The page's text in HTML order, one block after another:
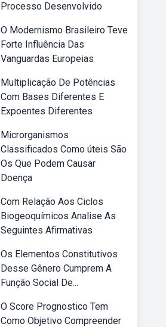
Processo Desenvolvido
O Modernismo Brasileiro Teve
Forte Influência Das
Vanguardas Europeias
Multiplicação De Potências
Com Bases Diferentes E
Expoentes Diferentes
Microrganismos
Classificados Como úteis São
Os Que Podem Causar
Doença
Com Relação Aos Ciclos
Biogeoquímicos Analise As
Seguintes Afirmativas
Os Elementos Constitutivos
Desse Gênero Cumprem A
Função Social De...
O Score Prognostico Tem
Como Objetivo Compreender